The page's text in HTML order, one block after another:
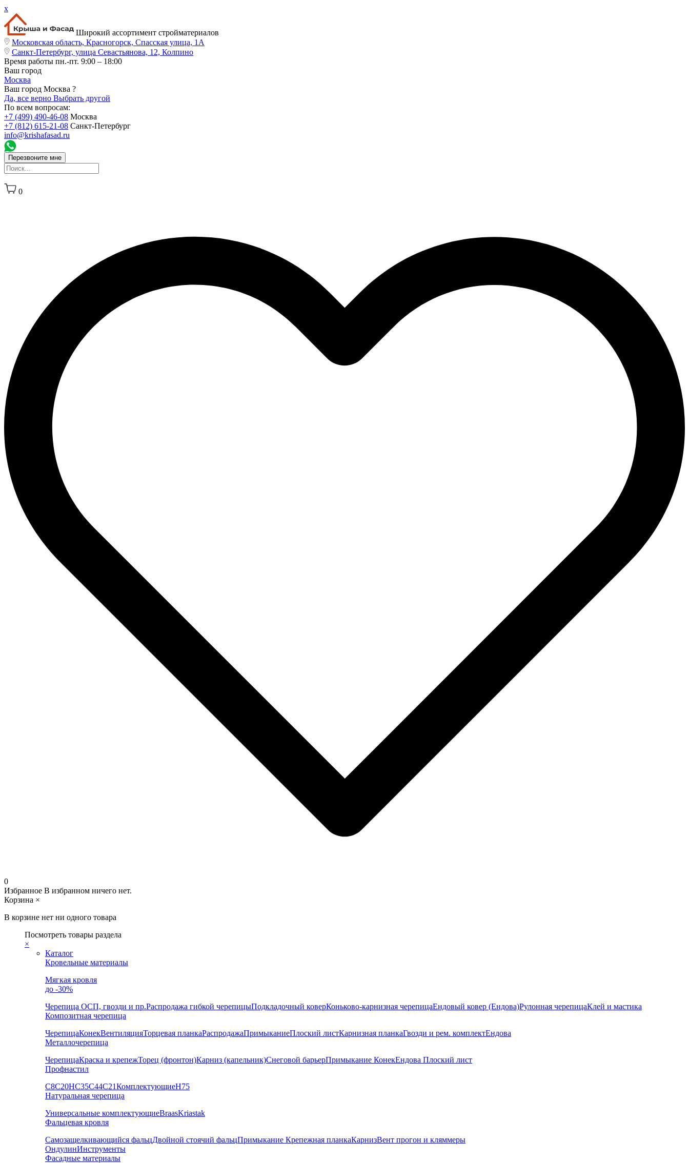
x
Широкий ассортимент стройматериалов
Московская область, Красногорск, Спасская улица, 1А
Санкт-Петербург, улица Севастьянова, 12, Колпино
Время работы пн.-пт. 9:00 – 18:00
Ваш город
Москва
Ваш город Москва ?
Да, все верно Выбрать другой
По всем вопросам:
+7 (499) 490-46-08 Москва
+7 (812) 615-21-08 Санкт-Петербург
info@krishafasad.ru
Перезвоните мне
0
0
Избранное В избранном ничего нет.
Корзина ×
В корзине нет ни одного товара
Посмотреть товары раздела
×
Каталог
Кровельные материалы
Мягкая кровля
до -30%
Черепица ОСП, гвозди и пр.Распродажа гибкой черепицыПодкладочный коверКоньково-карнизная черепицаЕндовый ковер (Ендова)Рулонная черепицаКлей и мастика
Композитная черепица
ЧерепицаКонекВентиляцияТорцевая планкаРаспродажаПримыканиеПлоский листКарнизная планкаГвозди и рем. комплектЕндова
Металлочерепица
ЧерепицаКраска и крепежТорец (фронтон)Карниз (капельник)Снеговой барьерПримыкание КонекЕндова Плоский лист
Профнастил
С8С20НС35С44С21КомплектующиеН75
Натуральная черепица
Универсальные комплектующиеBraasKriastak
Фальцевая кровля
Самозащелкивающийся фальцДвойной стоячий фальцПримыкание Крепежная планкаКарнизВент прогон и кляммеры
ОндулинИнструменты
Фасадные материалы